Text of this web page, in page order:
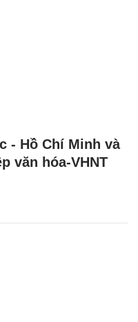
- Hồ Chí Minh và
văn hóa-VHNT